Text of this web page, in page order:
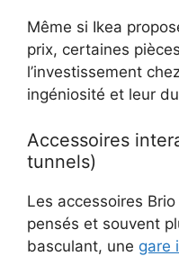
Même si Ikea
prix, certaines
l’investissement
ingéniosité et leur
Accessoires
tunnels)
Les accessoires
pensés et souvent
basculant, une gare